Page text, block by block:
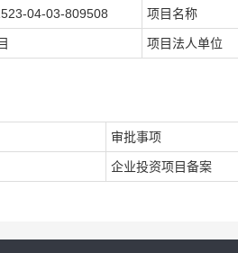
04-03-809508 项目名称
项目法人单位
审批事项
企业投资项目备案